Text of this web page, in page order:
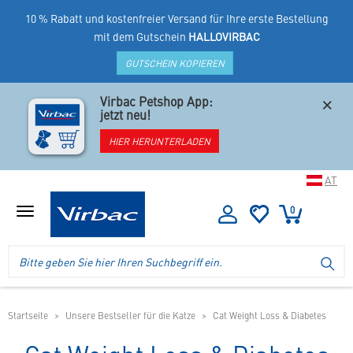
10 % Rabatt und kostenfreier Versand für Ihre erste Bestellung
mit dem Gutschein HALLOVIRBAC
GUTSCHEIN KOPIEREN
Virbac Petshop App:
jetzt neu!
HIER HERUNTERLADEN
×
AT
Menü
Virbac
Ihr
Shop
0
Header
mobilen
Startseite Unsere Bestseller für die Katze Cat Weight Loss & Diabetes